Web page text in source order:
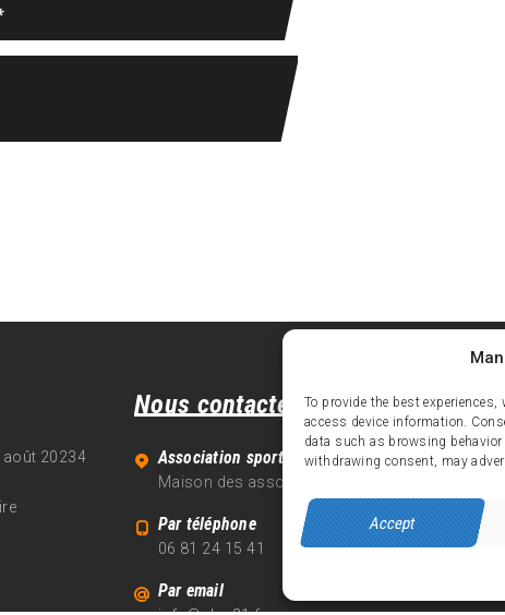
To provide the best
access device information.
data such as browsing
withdrawing consent, may
Accept
août 20234
Nous contacter
Association sportive Alpe d'Huez 21
Maison des associations - 70 avenue de
Par téléphone
06 81 24 15 41
Par email